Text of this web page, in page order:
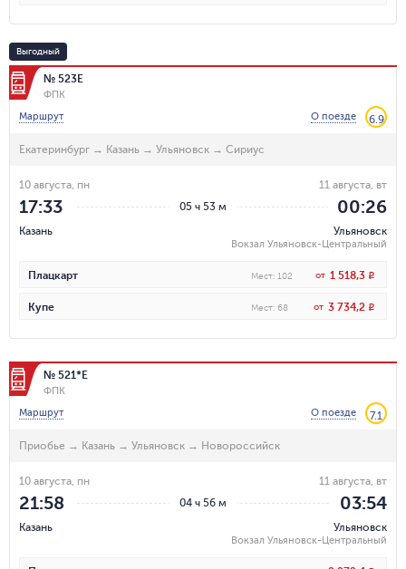
Выгодный
№ 523Е
ФПК
Маршрут
О поезде 6.9
Екатеринбург → Казань → Ульяновск → Сириус
05 ч 53 м
10 августа, пн
17:33
Казань
11 августа, вт
00:26
Ульяновск
Вокзал Ульяновск-Центральный
Плацкарт Мест: 102 от 1 518,3 R
Купе Мест: 68 от 3 734,2 R
№ 521*Е
ФПК
Маршрут
О поезде 7.1
Приобье → Казань → Ульяновск → Новороссийск
04 ч 56 м
10 августа, пн
21:58
Казань
11 августа, вт
03:54
Ульяновск
Вокзал Ульяновск-Центральный